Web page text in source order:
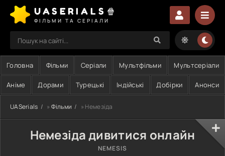
UASERIALS🍿
ФІЛЬМИ ТА СЕРІАЛИ
Головна Фільми Серіали Мультфільми Мультсеріали
Аніме Дорами Турецькі Індійські Добірки Анонси
UASerials » Фільми » Немезіда
Немезіда дивитися онлайн
NEMESIS